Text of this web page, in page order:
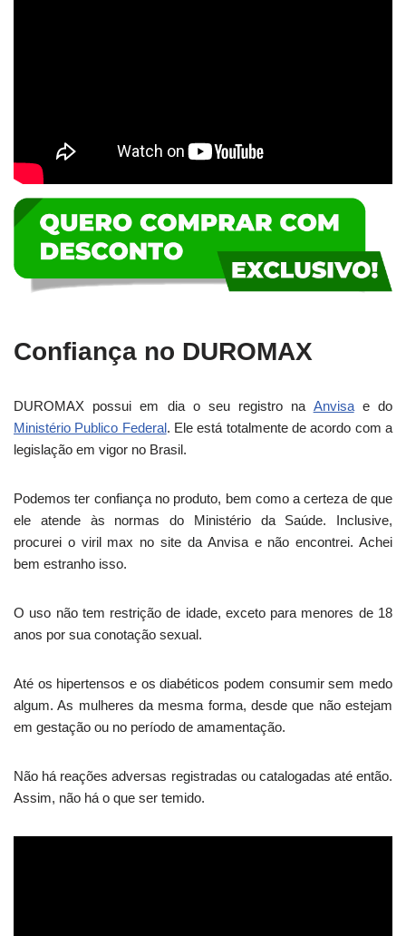
Confiança no DUROMAX
DUROMAX possui em dia o seu registro na Anvisae do
Ministério Publico Federal. Ele está totalmente de acordo com a
legislação em vigor no Brasil.
Podemos ter confiança no produto, bem como a certeza de que
ele atende às normas do Ministério da Saúde. Inclusive,
procurei o viril max no site da Anvisa e não encontrei. Achei
bem estranho isso.
O uso não tem restrição de idade, exceto para menores de 18
anos por sua conotação sexual.
Até os hipertensos e os diabéticos podem consumir sem medo
algum. As mulheres da mesma forma, desde que não estejam
em gestação ou no período de amamentação.
Não há reações adversas registradas ou catalogadas até então.
Assim, não há o que ser temido.